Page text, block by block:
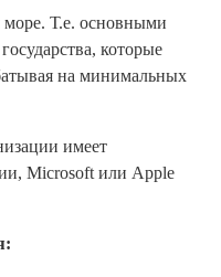
Т.е. основными
которые
на минимальных
имеет
Microsoft или Apple